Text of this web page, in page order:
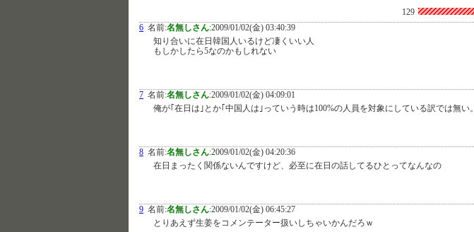
129
6 名前:名無しさん:2009/01/02(金) 03:40:39
知り合いに在日韓国人いるけど凄くいい人
もしかしたら5なのかもしれない
7 名前:名無しさん:2009/01/02(金) 04:09:01
俺が｢在日は｣とか｢中国人は｣っていう時は100%の人員を対象にしている訳では無い。
8 名前:名無しさん:2009/01/02(金) 04:20:36
在日まったく関係ないんですけど、必至に在日の話してるひとってなんなの
9 名前:名無しさん:2009/01/02(金) 06:45:27
とりあえず生姜をコメンテーター扱いしちゃいかんだろｗ